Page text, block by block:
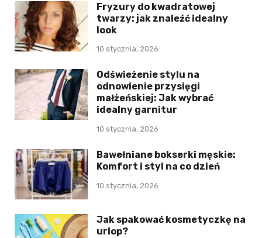
Fryzury do kwadratowej
twarzy: jak znaleźć idealny
look
10 stycznia, 2026
Odświeżenie stylu na
odnowienie przysięgi
małżeńskiej: Jak wybrać
idealny garnitur
10 stycznia, 2026
Bawełniane bokserki męskie:
Komfort i styl na co dzień
10 stycznia, 2026
Jak spakować kosmetyczkę na
urlop?